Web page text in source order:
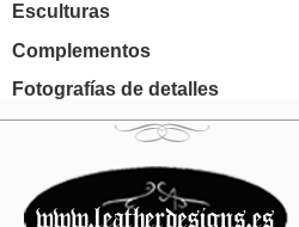
Esculturas
Complementos
Fotografías de detalles